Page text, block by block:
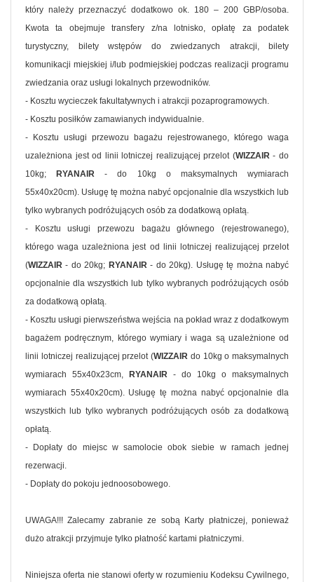
który należy przeznaczyć dodatkowo ok. 180 – 200 GBP/osoba.
Kwota ta obejmuje transfery z/na lotnisko, opłatę za podatek
turystyczny, bilety wstępów do zwiedzanych atrakcji, bilety
komunikacji miejskiej i/lub podmiejskiej podczas realizacji programu
zwiedzania oraz usługi lokalnych przewodników.
- Kosztu wycieczek fakultatywnych i atrakcji pozaprogramowych.
- Kosztu posiłków zamawianych indywidualnie.
- Kosztu usługi przewozu bagażu rejestrowanego, którego waga
uzależniona jest od linii lotniczej realizującej przelot (WIZZAIR- do
10kg;
RYANAIR - do 10kg o maksymalnych wymiarach
55x40x20cm). Usługę tę można nabyć opcjonalnie dla wszystkich lub
tylko wybranych podróżujących osób za dodatkową opłatą.
- Kosztu usługi przewozu bagażu głównego (rejestrowanego),
którego waga uzależniona jest od linii lotniczej realizującej przelot
(WIZZAIR - do 20kg; RYANAIR- do 20kg). Usługę tę można nabyć
opcjonalnie dla wszystkich lub tylko wybranych podróżujących osób
za dodatkową opłatą.
- Kosztu usługi pierwszeństwa wejścia na pokład wraz z dodatkowym
bagażem podręcznym, którego wymiary i waga są uzależnione od
linii lotniczej realizującej przelot (WIZZAIR do 10kg o maksymalnych
wymiarach 55x40x23cm,
RYANAIR - do 10kg o maksymalnych
wymiarach 55x40x20cm). Usługę tę można nabyć opcjonalnie dla
wszystkich lub tylko wybranych podróżujących osób za dodatkową
opłatą.
- Dopłaty do miejsc w samolocie obok siebie w ramach jednej
rezerwacji.
- Dopłaty do pokoju jednoosobowego.
UWAGA!!! Zalecamy zabranie ze sobą Karty płatniczej, ponieważ
dużo atrakcji przyjmuje tylko płatność kartami płatniczymi.
Niniejsza oferta nie stanowi oferty w rozumieniu Kodeksu Cywilnego,